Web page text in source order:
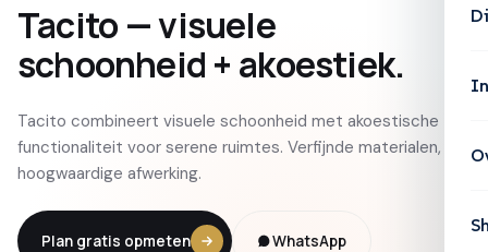
Tacito —visuele
schoonheid + akoestiek.
Tacito combineert visuele schoonheid met akoestische
functionaliteit voor serene ruimtes. Verfijnde materialen,
hoogwaardige afwerking.
Plan gratis opmeten WhatsApp